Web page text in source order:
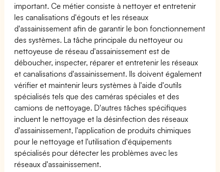
important. Ce métier consiste à nettoyer et entretenir
les canalisations d'égouts et les réseaux
d'assainissement afin de garantir le bon fonctionnement
des systèmes. La tâche principale du nettoyeur ou
nettoyeuse de réseau d'assainissement est de
déboucher, inspecter, réparer et entretenir les réseaux
et canalisations d'assainissement. Ils doivent également
vérifier et maintenir leurs systèmes à l'aide d'outils
spécialisés tels que des caméras spéciales et des
camions de nettoyage. D'autres tâches spécifiques
incluent le nettoyage et la désinfection des réseaux
d'assainissement, l'application de produits chimiques
pour le nettoyage et l'utilisation d'équipements
spécialisés pour détecter les problèmes avec les
réseaux d'assainissement.